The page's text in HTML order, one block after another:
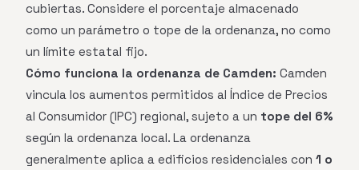
cubiertas. Considere el porcentaje almacenado
como un parámetro o tope de la ordenanza, no como
un límite estatal fijo.
Cómo funciona la ordenanza de Camden: Camden
vincula los aumentos permitidos al Índice de Precios
al Consumidor (IPC) regional, sujeto a un tope del 6%
según la ordenanza local. La ordenanza
generalmente aplica a edificios residenciales con 1 o